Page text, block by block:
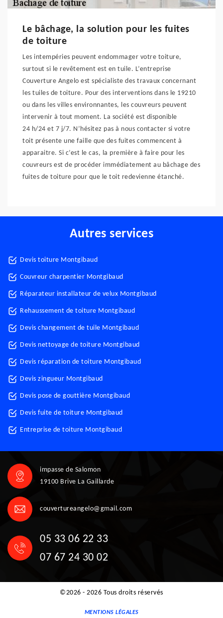
Le bâchage, la solution pour les fuites
de toiture
Les intempéries peuvent endommager votre toiture,
surtout si le revêtement est en tuile. L’entreprise
Couverture Angelo est spécialiste des travaux concernant
les tuiles de toiture. Pour des interventions dans le 19210
ou dans les villes environnantes, les couvreurs peuvent
intervenir à tout moment. La société est disponible
24 h/24 et 7 j/7. N’hésitez pas à nous contacter si votre
toit présente une faille que des fuites commencent à
apparaitre. Si c’est le cas, la première à faire pour les
couvreurs est de procéder immédiatement au bâchage des
fuites de toiture pour que le toit redevienne étanché.
Autres services
Devis toiture Montgibaud
Couvreur charpentier Montgibaud
Réparateur installateur de velux Montgibaud
Rehaussement de toiture Montgibaud
Devis changement de tuile Montgibaud
Devis nettoyage de toiture Montgibaud
Devis réparation de toiture Montgibaud
Devis zingueur Montgibaud
Devis pose de gouttière Montgibaud
Devis fuite de toiture Montgibaud
Entreprise de toiture Montgibaud
impasse de Salomon
19100 Brive La Gaillarde
couvertureangelo@gmail.com
05 33 06 22 33
07 67 24 30 02
©2026 - 2026 Tous droits réservés
MENTIONS LÉGALES